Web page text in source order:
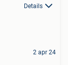
Details
2 apr 24